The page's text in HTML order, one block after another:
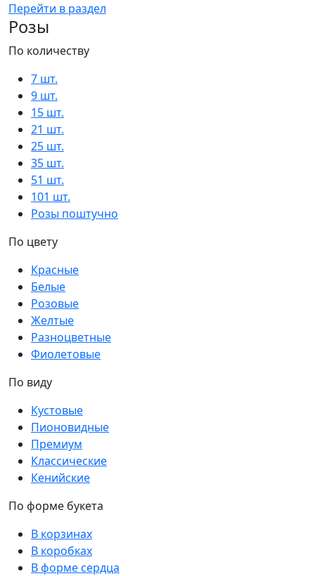
Перейти в раздел
Розы
По количеству
7 шт.
9 шт.
15 шт.
21 шт.
25 шт.
35 шт.
51 шт.
101 шт.
Розы поштучно
По цвету
Красные
Белые
Розовые
Желтые
Разноцветные
Фиолетовые
По виду
Кустовые
Пионовидные
Премиум
Классические
Кенийские
По форме букета
В корзинах
В коробках
В форме сердца